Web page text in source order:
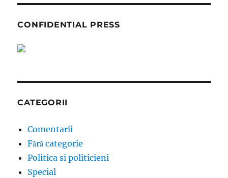
CONFIDENTIAL PRESS
CATEGORII
Comentarii
Fără categorie
Politica si politicieni
Special